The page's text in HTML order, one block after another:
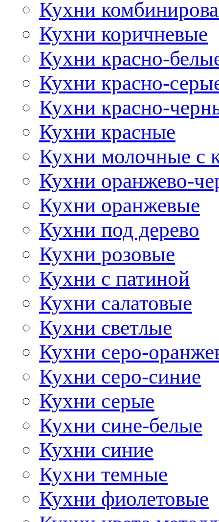
Кухни
Кухни коричневые
Кухни красно-
Кухни красно-
Кухни красно-
Кухни красные
Кухни молочные с
Кухни оранжево-
Кухни оранжевые
Кухни под дерево
Кухни розовые
Кухни с патиной
Кухни салатовые
Кухни светлые
Кухни серо-
Кухни серо-синие
Кухни серые
Кухни сине-белые
Кухни синие
Кухни темные
Кухни фиолетовые